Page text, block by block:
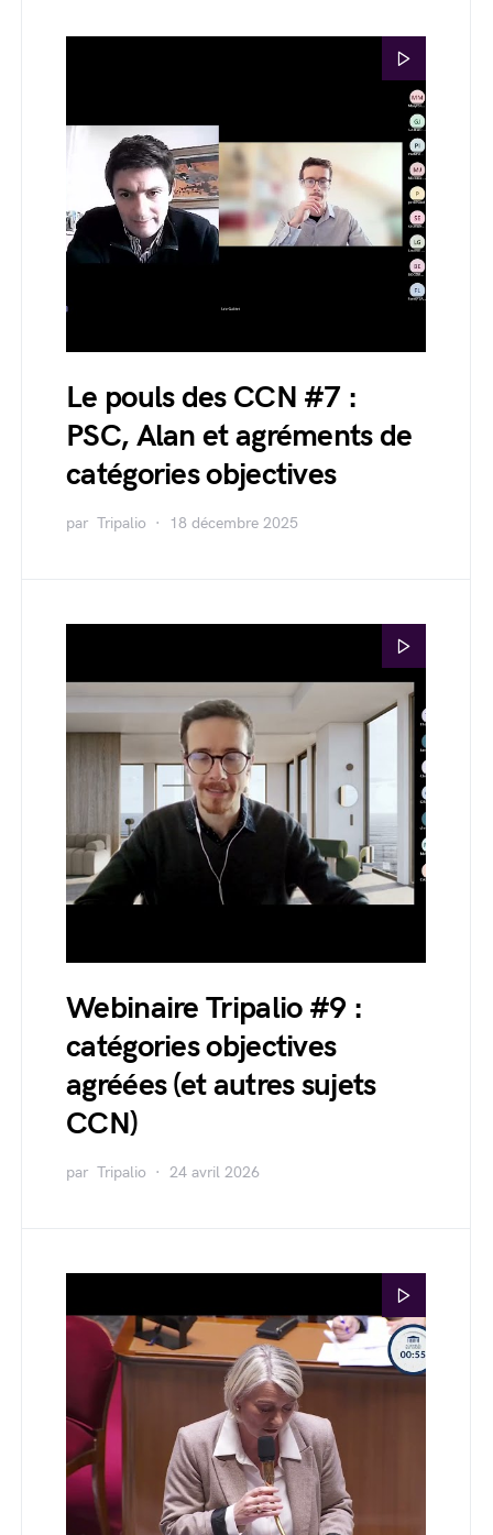
Le pouls des CCN #7 :
PSC, Alan et agréments de
catégories objectives
par Tripalio 18 décembre 2025
Webinaire Tripalio #9 :
catégories objectives
agréées (et autres sujets
CCN)
par Tripalio 24 avril 2026